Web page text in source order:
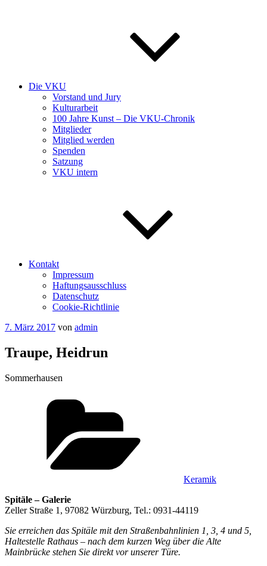
Die VKU
Vorstand und Jury
Kulturarbeit
100 Jahre Kunst – Die VKU-Chronik
Mitglieder
Mitglied werden
Spenden
Satzung
VKU intern
Kontakt
Impressum
Haftungsausschluss
Datenschutz
Cookie-Richtlinie
Veröffentlicht
7. März 2017 von admin
Traupe, Heidrun
Sommerhausen
Keramik
Spitäle – Galerie
Zeller Straße 1, 97082 Würzburg, Tel.: 0931-44119
Sie erreichen das Spitäle mit den Straßenbahnlinien 1, 3, 4 und 5,
Haltestelle Rathaus – nach dem kurzen Weg über die Alte
Mainbrücke stehen Sie direkt vor unserer Türe.